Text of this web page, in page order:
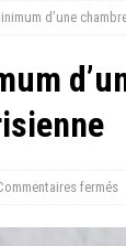
d’une
fermés